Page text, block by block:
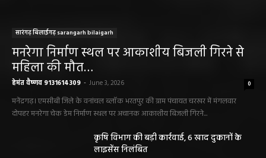
सारंगढ़ बिलाईगढ़ sarangarh bilaigarh
मनरेगा निर्माण स्थल पर आकाशीय बिजली गिरने से
महिला की मौत…
हेमंत वैष्णव 9131614309 - June 3, 2026 0
मनेंद्रगढ़। एमसीबी जिले के वनांचल ब्लॉक भरतपुर की ग्राम पंचायत चरखर में मंगलवार
दोपहर मनरेगा चेक डेम निर्माण स्थल पर अचानक आकाशीय बिजली गिरने...
कृषि विभाग की बड़ी कार्रवाई, 6 खाद दुकानों के
लाइसेंस निलंबित